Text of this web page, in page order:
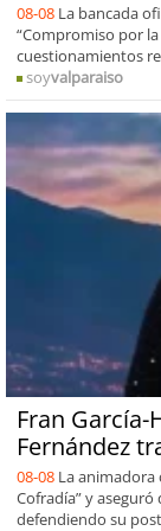
08-08 La bancada
“Compromiso por
cuestionamientos
soyvalparaiso
Fran
Fernández
08-08 La animadora
Cofradía” y
defendiendo su